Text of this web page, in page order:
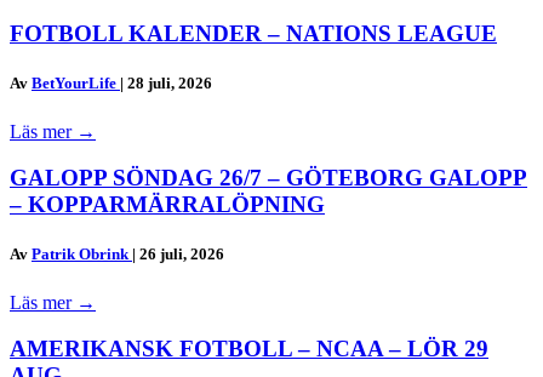
FOTBOLL KALENDER – NATIONS LEAGUE
Av BetYourLife | 28 juli, 2026
Läs mer →
GALOPP SÖNDAG 26/7 – GÖTEBORG GALOPP
– KOPPARMÄRRALÖPNING
Av Patrik Obrink | 26 juli, 2026
Läs mer →
AMERIKANSK FOTBOLL – NCAA – LÖR 29